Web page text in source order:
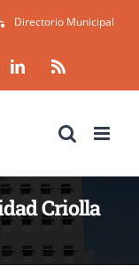
Directorio Municipal
LinkedIn
Criolla